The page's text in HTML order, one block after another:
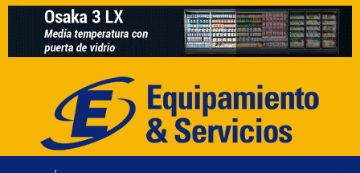
Saltar
contenido